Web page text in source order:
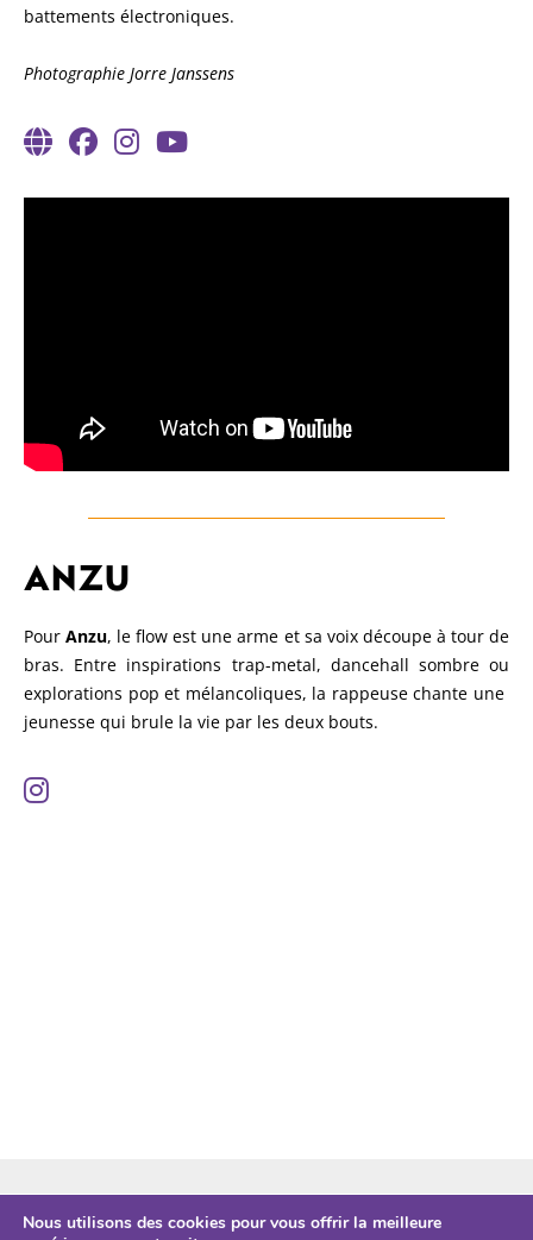
battements électroniques.
Photographie Jorre Janssens
ANZU
PourAnzu, le flow est une arme et sa voix découpe à tour de
bras. Entre inspirations trap-metal, dancehall sombre ou
explorations pop et mélancoliques, la rappeuse chante une
jeunesse qui brule la vie par les deux bouts.
Nous utilisons des cookies pour vous offrir la meilleure